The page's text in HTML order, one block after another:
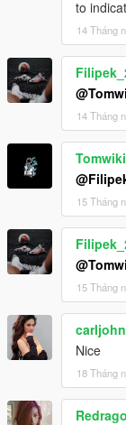
Daytona SP3 字
Carpaint : Car
Second Carpaint :
interior Color :
Wheel Color :
to
14 Tháng
14 Tháng
15 Tháng
15 Tháng
Nice
18 Tháng